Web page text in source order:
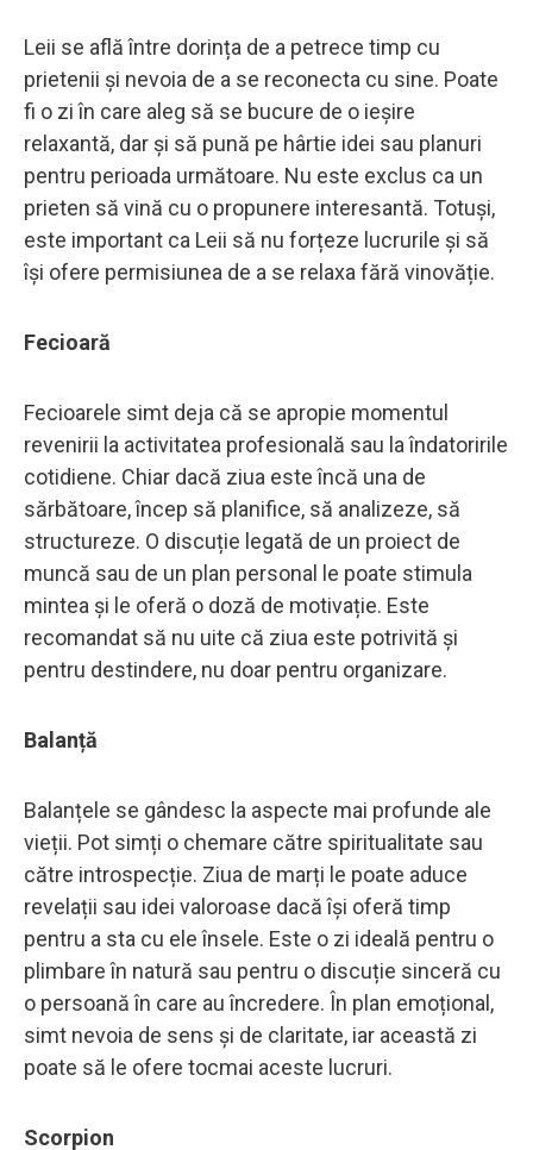
Leii se află între dorința de a petrece timp cu
prietenii și nevoia de a se reconecta cu sine. Poate
fi o zi în care aleg să se bucure de o ieșire
relaxantă, dar și să pună pe hârtie idei sau planuri
pentru perioada următoare. Nu este exclus ca un
prieten să vină cu o propunere interesantă. Totuși,
este important ca Leii să nu forțeze lucrurile și să
își ofere permisiunea de a se relaxa fără vinovăție.
Fecioară
Fecioarele simt deja că se apropie momentul
revenirii la activitatea profesională sau la îndatoririle
cotidiene. Chiar dacă ziua este încă una de
sărbătoare, încep să planifice, să analizeze, să
structureze. O discuție legată de un proiect de
muncă sau de un plan personal le poate stimula
mintea și le oferă o doză de motivație. Este
recomandat să nu uite că ziua este potrivită și
pentru destindere, nu doar pentru organizare.
Balanță
Balanțele se gândesc la aspecte mai profunde ale
vieții. Pot simți o chemare către spiritualitate sau
către introspecție. Ziua de marți le poate aduce
revelații sau idei valoroase dacă își oferă timp
pentru a sta cu ele însele. Este o zi ideală pentru o
plimbare în natură sau pentru o discuție sinceră cu
o persoană în care au încredere. În plan emoțional,
simt nevoia de sens și de claritate, iar această zi
poate să le ofere tocmai aceste lucruri.
Scorpion